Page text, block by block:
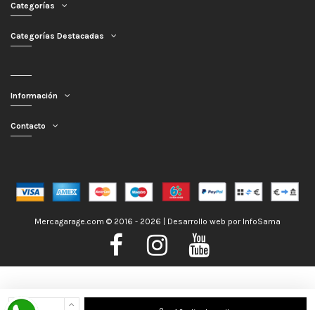
Nos encontramos de Vacaciones, no obstante los pedidos hechos se
Categorías
Categorías Destacadas
Información
Contacto
Mercagarage.com © 2016 - 2026 | Desarrollo web por InfoSama